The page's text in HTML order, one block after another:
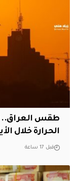
طقس العراق..
الحرارة خلال
قبل 17 ساعة